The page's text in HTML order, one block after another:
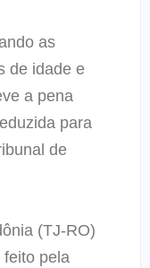
as
de idade e
a pena
para
de
(TJ-RO)
feito pela